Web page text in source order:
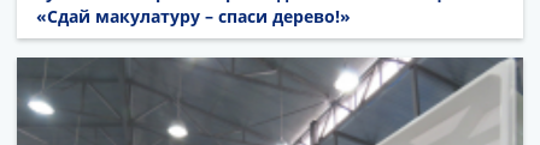
«Сдай макулатуру – спаси дерево!»